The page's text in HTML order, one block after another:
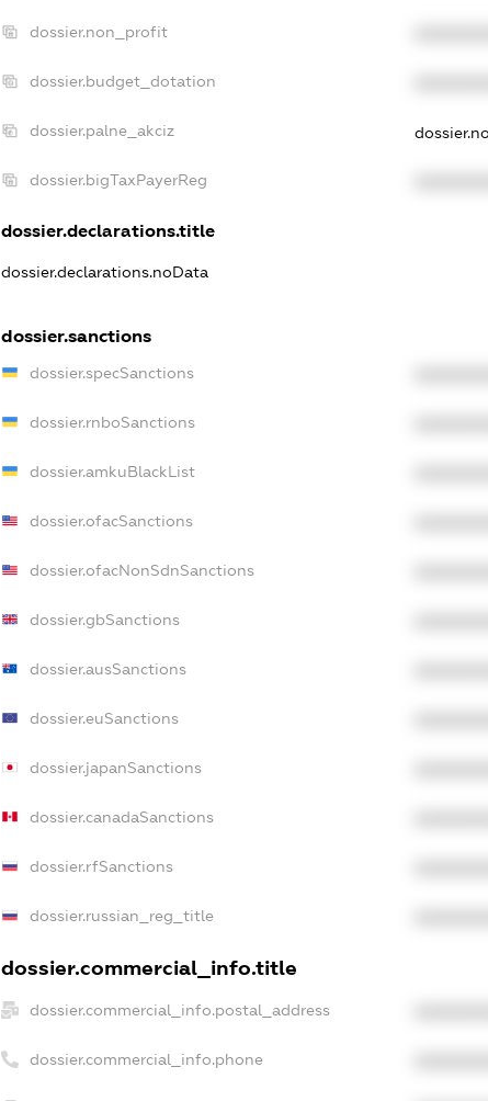
dossier.non_profit
dossier.budget_dotation
dossier.palne_akciz
dossier.bigTaxPayerReg
dossier.declarations.title
dossier.declarations.noData
dossier.sanctions
dossier.specSanctions
dossier.rnboSanctions
dossier.amkuBlackList
dossier.ofacSanctions
dossier.ofacNonSdnSanctions
dossier.gbSanctions
dossier.ausSanctions
dossier.euSanctions
dossier.japanSanctions
dossier.canadaSanctions
dossier.rfSanctions
dossier.russian_reg_title
dossier.commercial_info.title
dossier.commercial_info.postal_address
dossier.commercial_info.phone